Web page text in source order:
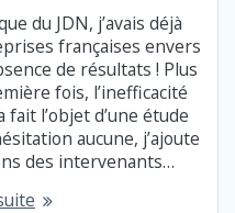
du JDN, j’avais déjà
françaises envers
de résultats ! Plus
fois, l’inefficacité
l’objet d’une étude
aucune, j’ajoute
des intervenants…